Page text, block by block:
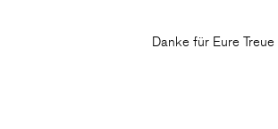
Danke für Eure